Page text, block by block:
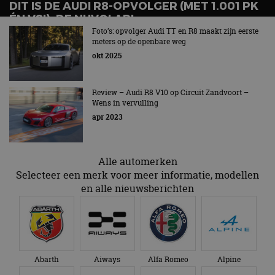
DIT IS DE AUDI R8-OPVOLGER (MET 1.001 PK
ÉN V8!): DE NUVOLARI
Foto’s: opvolger Audi TT en R8 maakt zijn eerste
meters op de openbare weg
okt 2025
Review – Audi R8 V10 op Circuit Zandvoort –
Wens in vervulling
apr 2023
Alle automerken
Selecteer een merk voor meer informatie, modellen
en alle nieuwsberichten
Abarth Aiways Alfa Romeo Alpine
op basis
te
CookieScriptConsent
banner
Naam
Aanbieder
Vervaldatum